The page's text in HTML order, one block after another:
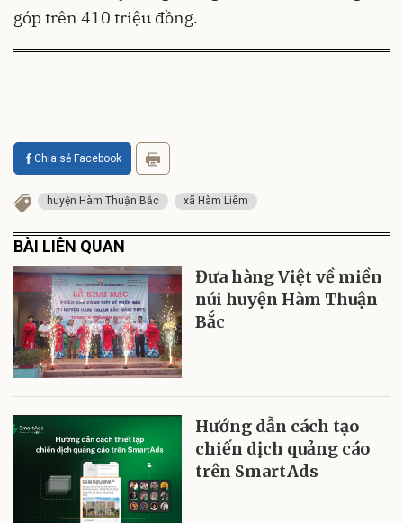
góp trên 410 triệu đồng.
Chia sẻ Facebook
huyện Hàm Thuận Bắc xã Hàm Liêm
BÀI LIÊN QUAN
Đưa hàng Việt về miền
núi huyện Hàm Thuận
Bắc
Hướng dẫn cách tạo
chiến dịch quảng cáo
trên SmartAds